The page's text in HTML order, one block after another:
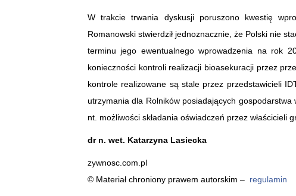
W trakcie trwania dyskusji poruszono kwestię
Romanowski stwierdził jednoznacznie, że Polski nie
terminu jego ewentualnego wprowadzenia na rok
konieczności kontroli realizacji bioasekuracji przez
kontrole realizowane są stale przez przedstawicieli
utrzymania dla Rolników posiadających
nt. możliwości składania oświadczeń przez właścicieli
dr n. wet. Katarzyna Lasiecka
zywnosc.com.pl
© Materiał chroniony prawem autorskim – regulamin